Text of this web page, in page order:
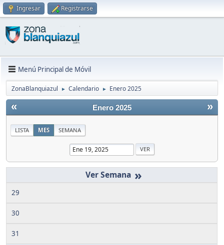
Ingresar Registrarse
Menú Principal de Móvil
ZonaBlanquiazul ► Calendario ► Enero 2025
« »
Enero 2025
LISTA MES SEMANA
»
29
30
31